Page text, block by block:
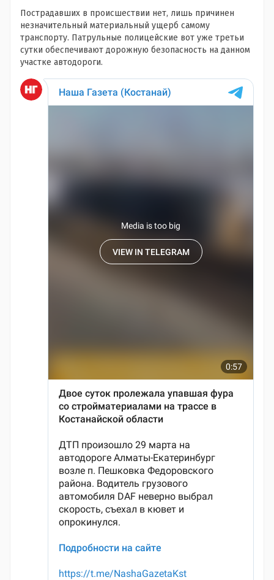
Пострадавших в происшествии нет, лишь причинен
незначительный материальный ущерб самому
транспорту. Патрульные полицейские вот уже третьи
сутки обеспечивают дорожную безопасность на данном
участке автодороги.